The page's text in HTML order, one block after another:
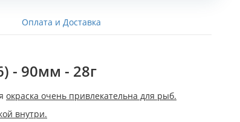
Оплата и Доставка
- 90мм - 28г
окраска очень привлекательна для рыб.
внутри.